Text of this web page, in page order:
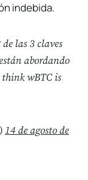
indebida.
las 3 claves
abordando
wBTC is
14 de agosto de